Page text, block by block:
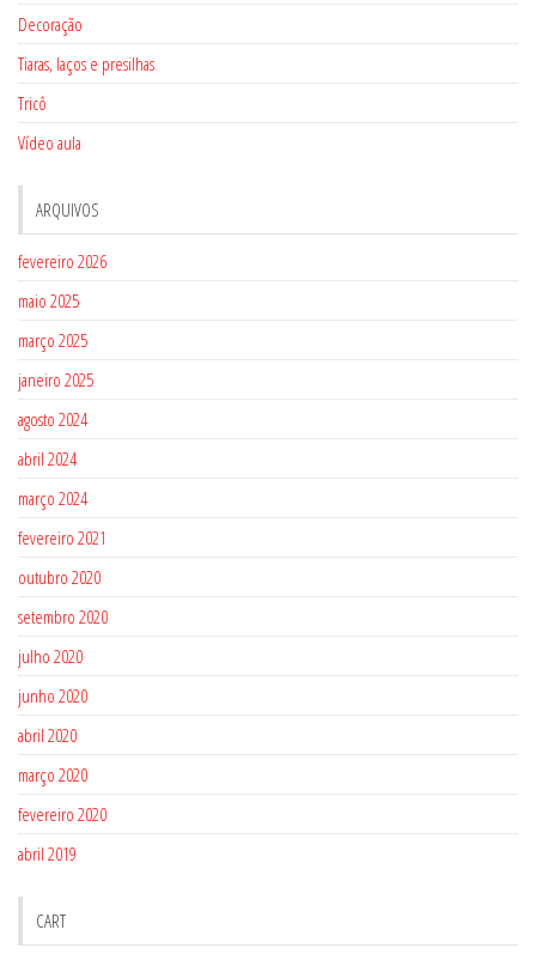
Decoração
Tiaras, laços e presilhas
Tricô
Vídeo aula
ARQUIVOS
fevereiro 2026
maio 2025
março 2025
janeiro 2025
agosto 2024
abril 2024
março 2024
fevereiro 2021
outubro 2020
setembro 2020
julho 2020
junho 2020
abril 2020
março 2020
fevereiro 2020
abril 2019
CART